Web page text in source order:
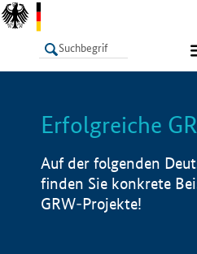
LISTE
Erfolgreiche
Auf der folgenden
finden Sie konkrete
GRW-Projekte!